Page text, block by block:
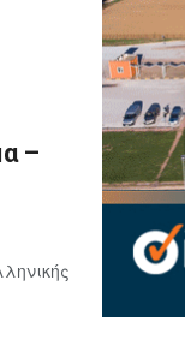
–